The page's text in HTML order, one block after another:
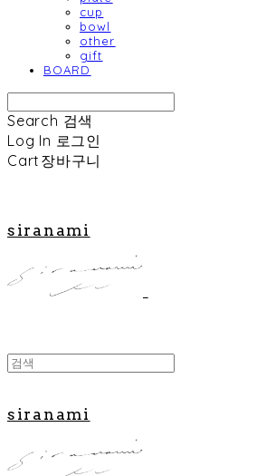
cup
bowl
other
gift
BOARD
Search 검색
Log In 로그인
Cart 장바구니
siranami
siranami